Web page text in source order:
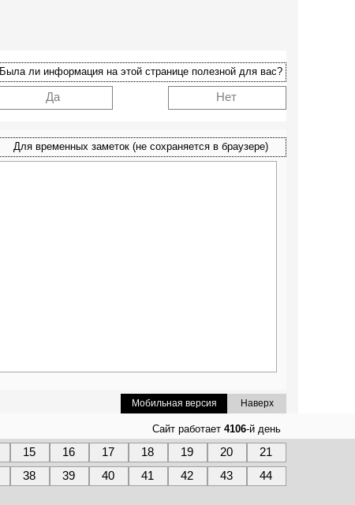
Наверх
Мобильная версия
Нет
Да
Была ли информация на этой странице полезной для вас?
Для временных заметок (не сохраняется в браузере)
15 16 17 18 19 20 21
38 39 40 42 43
44
41
Сайт работает 4106-й день